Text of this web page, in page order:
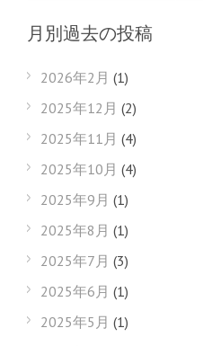
月別過去の投稿
2026年2月 (1)
2025年12月 (2)
2025年11月 (4)
2025年10月 (4)
2025年9月 (1)
2025年8月 (1)
2025年7月 (3)
2025年6月 (1)
2025年5月 (1)